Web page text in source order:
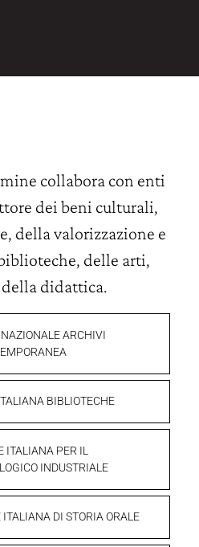
collabora con enti
dei beni culturali,
della valorizzazione e
delle arti,
didattica.
ARCHIVI
BIBLIOTECHE
ITALIANA PER IL
INDUSTRIALE
DI STORIA ORALE